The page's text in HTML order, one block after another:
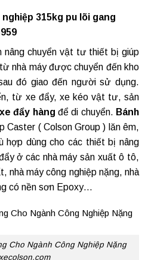
315kg pu lõi gang
nâng chuyển vật tư thiết bị giúp
nhà máy được chuyển đến kho
đó giao đến người sử dụng.
từ xe đẩy, xe kéo vật tư, sản
đẩy hàng để di chuyển. Bánh
Caster ( Colson Group ) lăn êm,
hợp dùng cho các thiết bị nâng
ở các nhà máy sản xuất ô tô,
nhà máy công nghiệp nặng, nhà
có nền sơn Epoxy…
Cho Ngành Công Nghiệp Nặng